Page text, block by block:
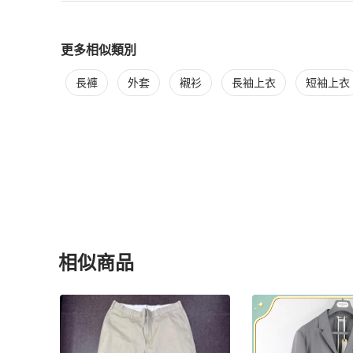
更多相似類別
更多Thom Browne 男裝相似商品推薦
長褲 外套 襯衫 長袖上衣 短袖上衣
相似商品
更多相似Thom Browne男裝推薦精品